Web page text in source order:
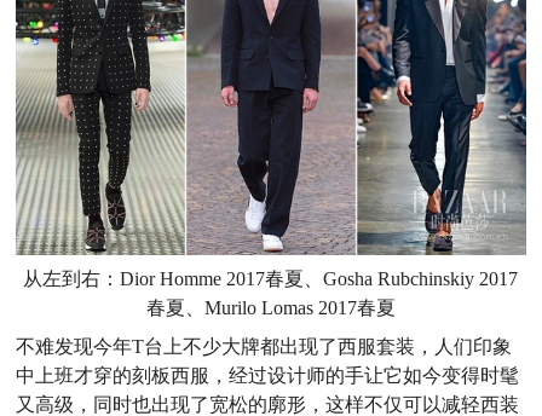
从左到右：Dior Homme 2017春夏、Gosha Rubchinskiy 2017
春夏、Murilo Lomas 2017春夏
不难发现今年T台上不少大牌都出现了西服套装，人们印象
中上班才穿的刻板西服，经过设计师的手让它如今变得时髦
又高级，同时也出现了宽松的廓形，这样不仅可以减轻西装